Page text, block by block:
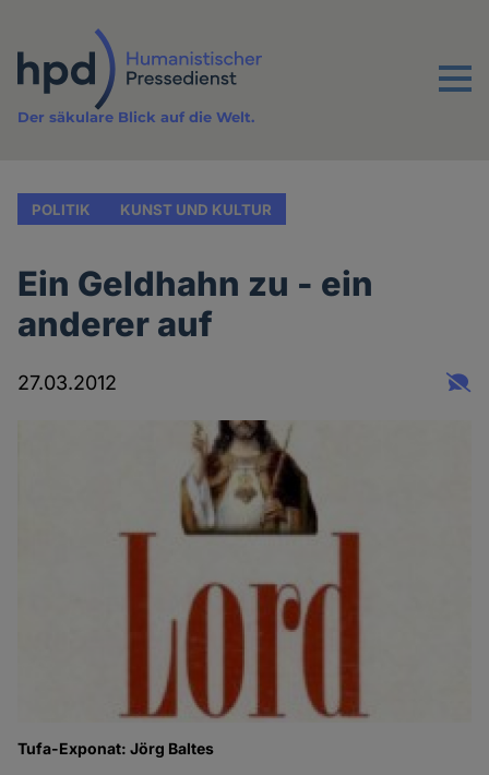
Inhalt
Menu
Der säkulare Blick auf die Welt.
POLITIK KUNST UND KULTUR
Ein Geldhahn zu - ein
anderer auf
27.03.2012
Tufa-Exponat: Jörg Baltes